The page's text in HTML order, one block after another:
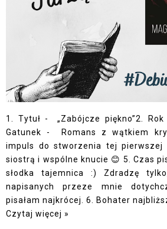
1. Tytuł - „Zabójcze piękno”2.
Gatunek - Romans z wątkiem
impuls do stworzenia tej pierwszej
siostrą i wspólne knucie 😊 5. Czas
słodka tajemnica :) Zdradzę
napisanych przeze mnie
pisałam najkrócej. 6. Bohater
Czytaj więcej »